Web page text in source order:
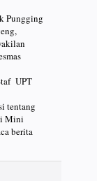
Pungging
UPT
tentang
Mini
berita